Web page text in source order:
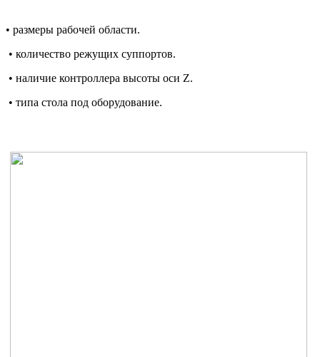
• размеры рабочей области.
• количество режущих суппортов.
• наличие контроллера высоты оси Z.
• типа стола под оборудование.